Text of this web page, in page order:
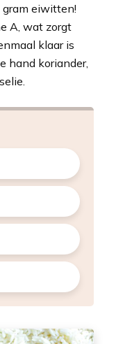
eiwitten!
A, wat zorgt
klaar is
hand koriander,